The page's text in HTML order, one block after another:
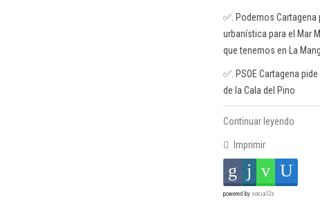
✅. Podemos
urbanística para el Mar
que tenemos en La
✅. PSOE Cartagena
de la Cala del Pino
Continuar leyendo
Imprimir
powered by social2s